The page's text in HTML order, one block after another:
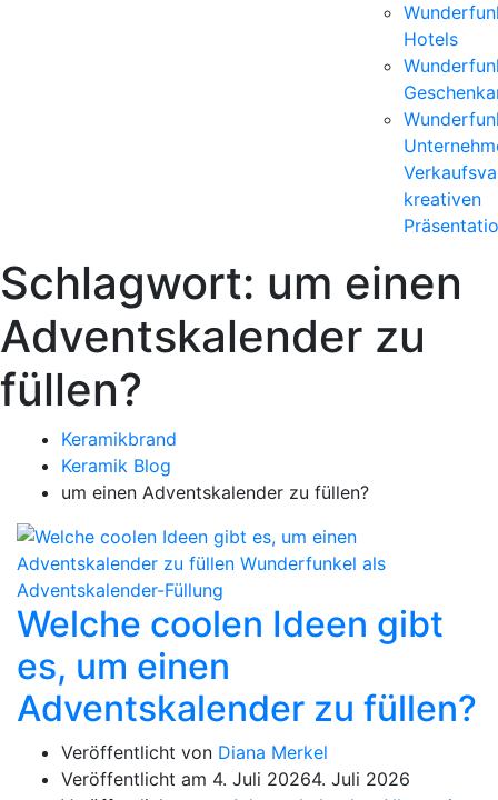
Hotels
kreativen
Schlagwort: um einen
Adventskalender zu
füllen?
Keramikbrand
Keramik Blog
um einen Adventskalender zu füllen?
Welche coolen Ideen gibt
es, um einen
Adventskalender zu füllen?
Veröffentlicht von Diana Merkel
Veröffentlicht am 4. Juli 20264. Juli 2026